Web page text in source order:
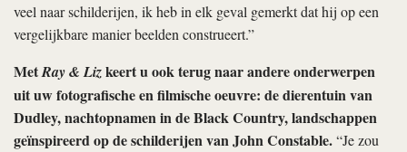
veel naar schilderijen, ik heb in elk geval gemerkt dat hij op een
vergelijkbare manier beelden construeert.”
MetRay & Lizkeert u ook terug naar andere onderwerpen
uit uw fotografische en filmische oeuvre: de dierentuin van
Dudley, nachtopnamen in de Black Country, landschappen
geïnspireerd op de schilderijen van John Constable.“Je zou